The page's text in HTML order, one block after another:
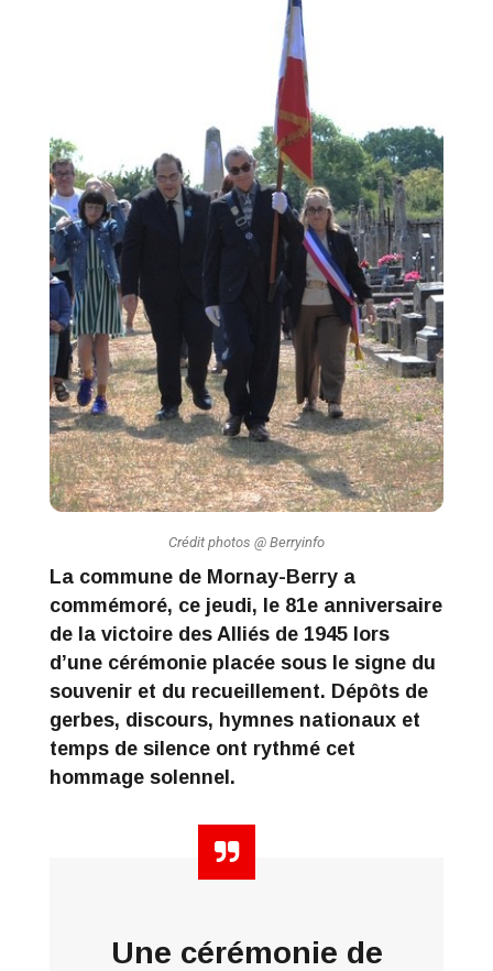
Crédit photos @ Berryinfo
La commune de Mornay-Berry a
commémoré, ce jeudi, le 81e anniversaire
de la victoire des Alliés de 1945 lors
d’une cérémonie placée sous le signe du
souvenir et du recueillement. Dépôts de
gerbes, discours, hymnes nationaux et
temps de silence ont rythmé cet
hommage solennel.
Une cérémonie de